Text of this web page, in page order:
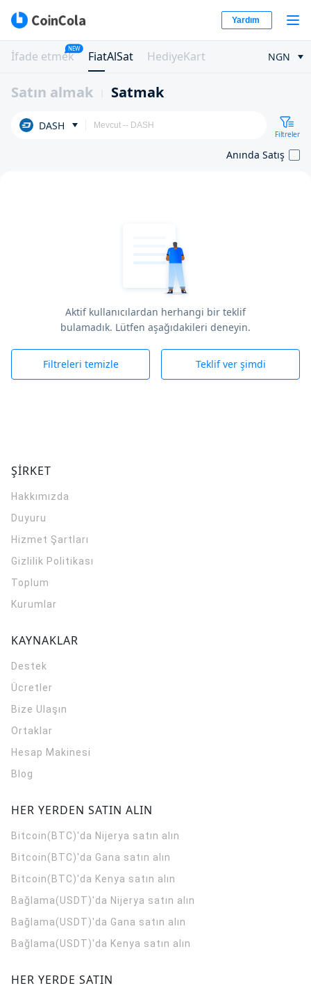
Yardım
İfade etmek
NEW
FiatAlSat HediyeKart NGN
Satın almak Satmak
DASH
Filtreler
Anında Satış
Aktif kullanıcılardan herhangi bir teklif
bulamadık. Lütfen aşağıdakileri deneyin.
Filtreleri temizle Teklif ver şimdi
ŞİRKET
Hakkımızda
Duyuru
Hizmet Şartları
Gizlilik Politikası
Toplum
Kurumlar
KAYNAKLAR
Destek
Ücretler
Bize Ulaşın
Ortaklar
Hesap Makinesi
Blog
HER YERDEN SATIN ALIN
Bitcoin(BTC)'da Nijerya satın alın
Bitcoin(BTC)'da Gana satın alın
Bitcoin(BTC)'da Kenya satın alın
Bağlama(USDT)'da Nijerya satın alın
Bağlama(USDT)'da Gana satın alın
Bağlama(USDT)'da Kenya satın alın
HER YERDE SATIN